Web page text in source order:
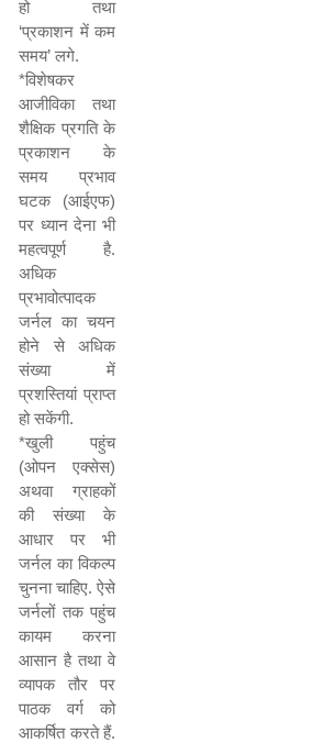
हो तथा
‘प्रकाशन में कम
समय’ लगे.
*विशेषकर
आजीविका तथा
शैक्षिक प्रगति के
प्रकाशन के
समय प्रभाव
घटक (आईएफ)
पर ध्यान देना भी
महत्वपूर्ण है.
अधिक
प्रभावोत्पादक
जर्नल का चयन
होने से अधिक
संख्या में
प्रशस्तियां प्राप्त
हो सकेंगी.
*खुली पहुंच
(ओपन एक्सेस)
अथवा ग्राहकों
की संख्या के
आधार पर भी
जर्नल का विकल्प
चुनना चाहिए. ऐसे
जर्नलों तक पहुंच
कायम करना
आसान है तथा वे
व्यापक तौर पर
पाठक वर्ग को
आकर्षित करते हैं.